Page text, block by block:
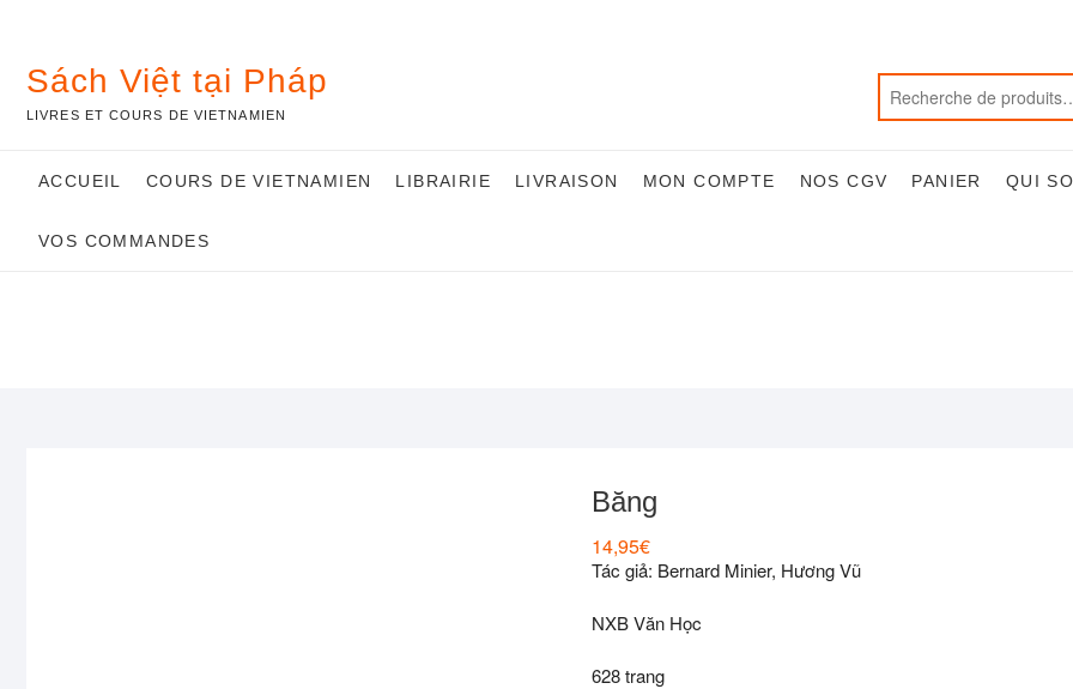
contentSách Việt tại Pháp
LIVRES ET COURS DE VIETNAMIEN
ACCUEIL COURS DE VIETNAMIEN LIBRAIRIE LIVRAISON MON COMPTE NOS CGV PANIER QUI
VOS COMMANDES
Băng
14,95€
Tác giả: Bernard Minier, Hương Vũ
NXB Văn Học
628 trang